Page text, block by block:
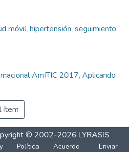
móvil, hipertensión, seguimiento
AmITIC 2017, Aplicando
ítem
© 2002-2026 LYRASIS
Política Acuerdo Enviar